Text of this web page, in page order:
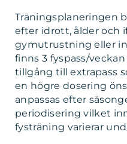
Träningsplaneringen
efter idrott, ålder och
gymutrustning eller
finns 3 fyspass/
tillgång till extrapass
en högre dosering
anpassas efter
periodisering vilket
fysträning varierar